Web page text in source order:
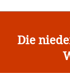
Die